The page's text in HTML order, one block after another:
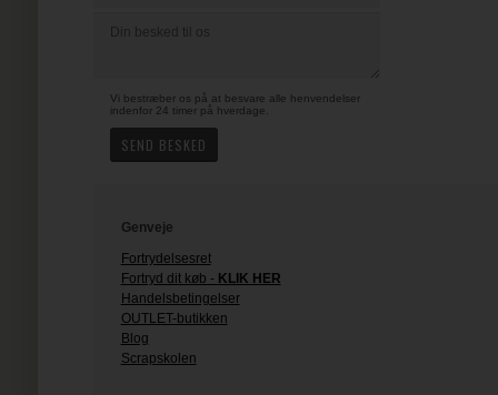
Vi bestræber os på at besvare alle henvendelser
indenfor 24 timer på hverdage.
Genveje
Fortrydelsesret
Fortryd dit køb - KLIK HER
Handelsbetingelser
OUTLET-butikken
Blog
Scrapskolen